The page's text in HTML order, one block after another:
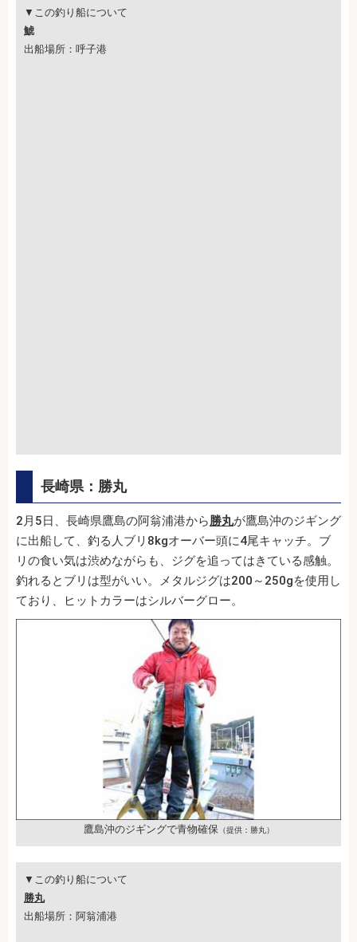
▼この釣り船について
鯱
出船場所：呼子港
長崎県：勝丸
2月5日、長崎県鷹島の阿翁浦港から勝丸が鷹島沖のジギング
に出船して、釣る人ブリ8kgオーバー頭に4尾キャッチ。ブ
リの食い気は渋めながらも、ジグを追ってはきている感触。
釣れるとブリは型がいい。メタルジグは200～250gを使用し
ており、ヒットカラーはシルバーグロー。
鷹島沖のジギングで青物確保（提供：勝丸）
▼この釣り船について
勝丸
出船場所：阿翁浦港